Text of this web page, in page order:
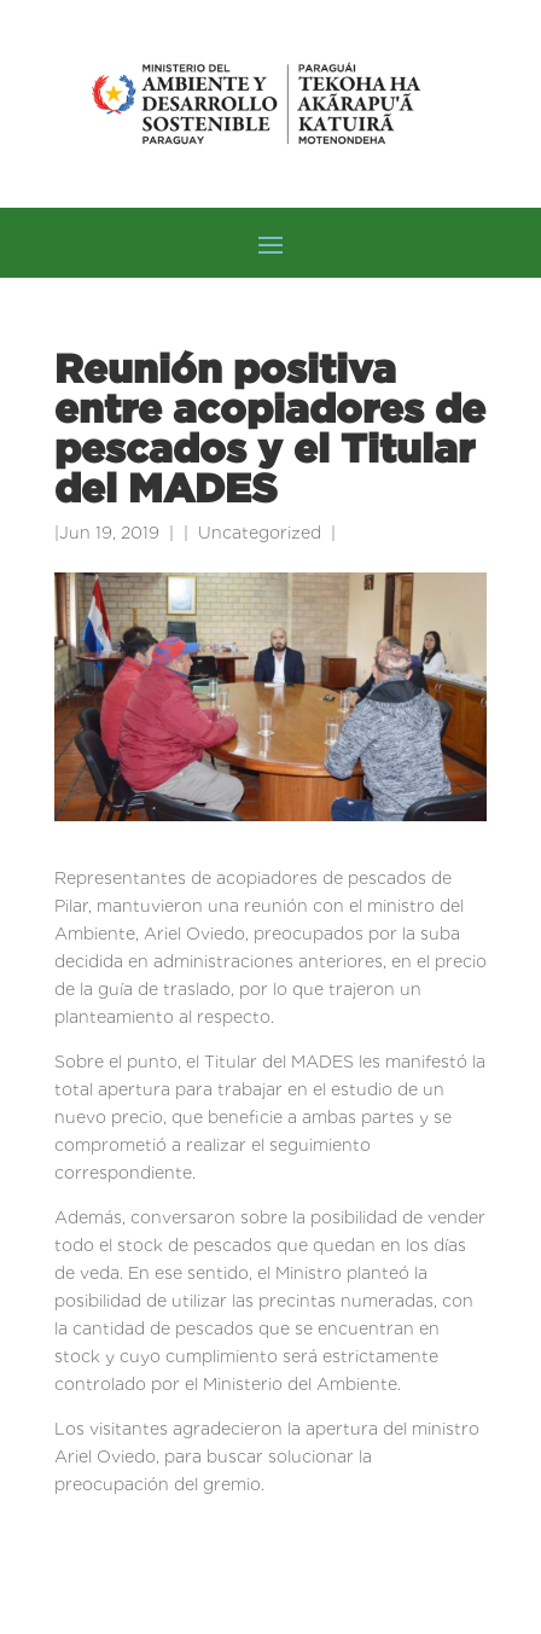
Reunión positiva
entre acopiadores de
pescados y el Titular
del MADES
Jun 19, 2019 Uncategorized
Representantes de acopiadores de pescados de
Pilar, mantuvieron una reunión con el ministro del
Ambiente, Ariel Oviedo, preocupados por la suba
decidida en administraciones anteriores, en el precio
de la guía de traslado, por lo que trajeron un
planteamiento al respecto.
Sobre el punto, el Titular del MADES les manifestó la
total apertura para trabajar en el estudio de un
nuevo precio, que beneficie a ambas partes y se
comprometió a realizar el seguimiento
correspondiente.
Además, conversaron sobre la posibilidad de vender
todo el stock de pescados que quedan en los días
de veda. En ese sentido, el Ministro planteó la
posibilidad de utilizar las precintas numeradas, con
la cantidad de pescados que se encuentran en
stock y cuyo cumplimiento será estrictamente
controlado por el Ministerio del Ambiente.
Los visitantes agradecieron la apertura del ministro
Ariel Oviedo, para buscar solucionar la
preocupación del gremio.